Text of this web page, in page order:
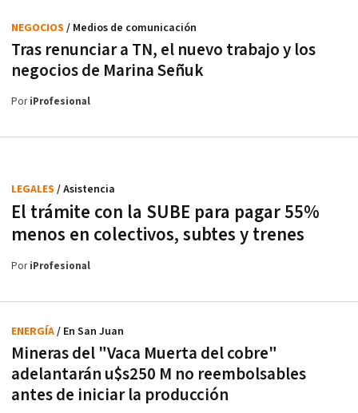
Tras renunciar a TN, el nuevo trabajo y los
negocios de Marina Señuk
NEGOCIOS / Medios de comunicación
PoriProfesional
El trámite con la SUBE para pagar 55%
menos en colectivos, subtes y trenes
LEGALES / Asistencia
PoriProfesional
Mineras del "Vaca Muerta del cobre"
adelantarán u$s250 M no reembolsables
antes de iniciar la producción
ENERGÍA/ En San Juan